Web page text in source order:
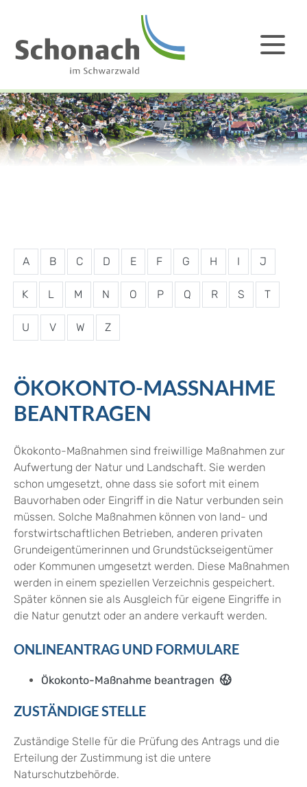
A B C D E F G H I J
K L M N O P Q R S T
U V W Z
ÖKOKONTO-MASSNAHME B
EANTRAGEN
Ökokonto-Maßnahmen sind freiwillige Maßnahmen zur
Aufwertung der Natur und Landschaft. Sie werden
schon umgesetzt, ohne dass sie sofort mit einem
Bauvorhaben oder Eingriff in die Natur verbunden sein
müssen. Solche Maßnahmen können von land- und
forstwirtschaftlichen Betrieben, anderen privaten
Grundeigentümerinnen und Grundstückseigentümer
oder Kommunen umgesetzt werden. Diese Maßnahmen
werden in einem speziellen Verzeichnis gespeichert.
Später können sie als Ausgleich für eigene Eingriffe in
die Natur genutzt oder an andere verkauft werden.
ONLINEANTRAG UND FORMULARE
Ökokonto-Maßnahme beantragen
ZUSTÄNDIGE STELLE
Zuständige Stelle für die Prüfung des Antrags und die
Erteilung der Zustimmung ist die untere
Naturschutzbehörde.